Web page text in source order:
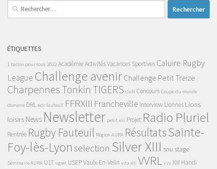
Rechercher :
ÉTIQUETTES
1 ballon pour tous 2022 AcadémieActivités Vacances Sportives Caluire Rugby
League Challenge avenirChallenge Petit Treize
Charpennes Tonkin TIGERS club Concours Coupe du monde
domene DRL edr fauteuil FFRXIII Francheville Interview Lionnes Lions
loisirs News Newsletter petit xiii Projet Radio Pluriel
Rentrée Rugby Fauteuil Région AURA RésultatsSainte-
Foy-lès-Lyon selection Silver XIII snu stage
Séminaire AURA U17 ugsel USEPVaulx-En-Velin vita xiii VVRL vvv XIII Handi